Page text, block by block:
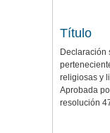
Título
Declaración
religiosas y
Aprobada
resolución